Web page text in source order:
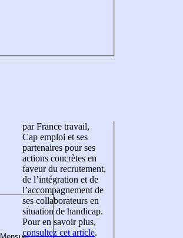
par France travail,
Cap emploi et ses
partenaires pour ses
actions concrètes en
faveur du recrutement,
de l’intégration et de
l’accompagnement de
ses collaborateurs en
situation de handicap.
Pour en savoir plus,
consultez cet article.